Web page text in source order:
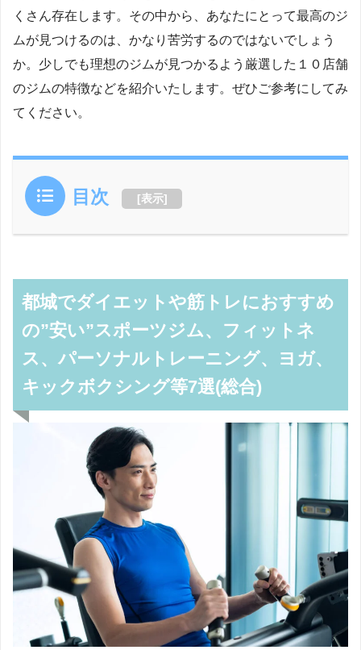
くさん存在します。その中から、あなたにとって最高のジ
ムが見つけるのは、かなり苦労するのではないでしょう
か。少しでも理想のジムが見つかるよう厳選した１０店舗
のジムの特徴などを紹介いたします。ぜひご参考にしてみ
てください。
目次 [表示]
都城でダイエットや筋トレにおすすめ
の”安い”スポーツジム、フィットネ
ス、パーソナルトレーニング、ヨガ、
キックボクシング等7選(総合)